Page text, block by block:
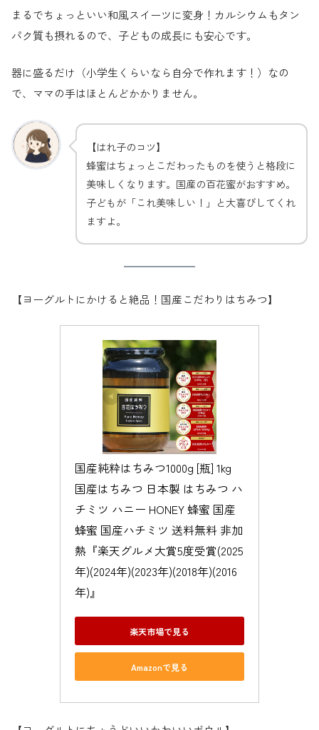
まるでちょっといい和風スイーツに変身！カルシウムもタン
パク質も摂れるので、子どもの成長にも安心です。
器に盛るだけ（小学生くらいなら自分で作れます！）なの
で、ママの手はほとんどかかりません。
【はれ子のコツ】
蜂蜜はちょっとこだわったものを使うと格段に
美味しくなります。国産の百花蜜がおすすめ。
子どもが「これ美味しい！」と大喜びしてくれ
ますよ。
【ヨーグルトにかけると絶品！国産こだわりはちみつ】
国産純粋はちみつ1000g [瓶] 1kg
国産はちみつ 日本製 はちみつ ハ
チミツ ハニー HONEY 蜂蜜 国産
蜂蜜 国産ハチミツ 送料無料 非加
熱『楽天グルメ大賞5度受賞(2025
年)(2024年)(2023年)(2018年)(2016
年)』
楽天市場で見る
Amazonで見る